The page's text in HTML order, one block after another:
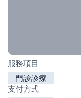
服務項目
門診診療
支付方式